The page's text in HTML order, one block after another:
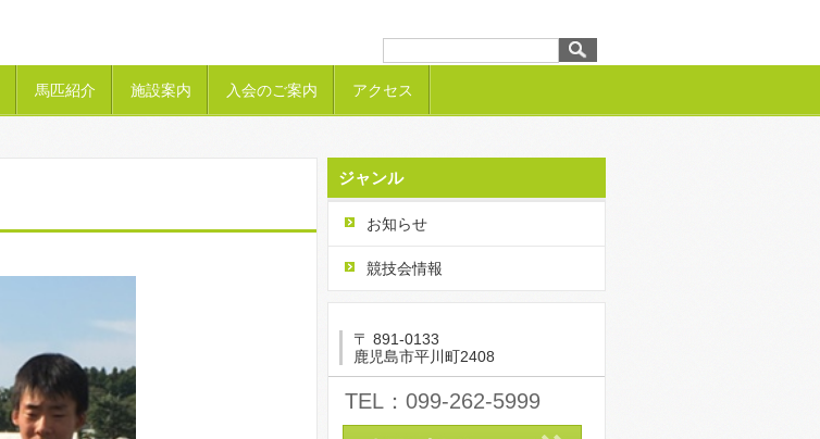
馬匹紹介 施設案内 入会のご案内 アクセス
ジャンル
お知らせ
競技会情報
〒 891-0133
鹿児島市平川町2408
TEL：099-262-5999